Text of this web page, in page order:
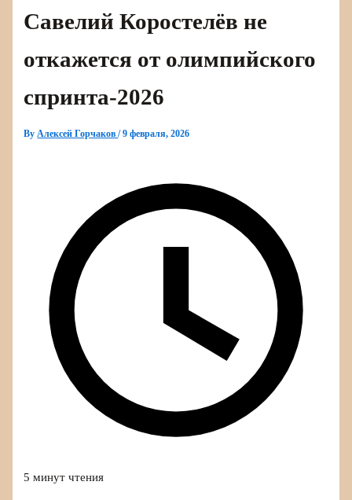
Савелий Коростелёв не
откажется от олимпийского
спринта-2026
ByАлексей Горчаков/9 февраля, 2026
5 минут чтения